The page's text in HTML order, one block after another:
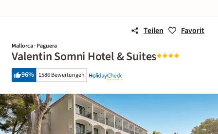
Teilen Favorit
Mallorca · Paguera
Valentin Somni Hotel & Suites
96% 1586 Bewertungen